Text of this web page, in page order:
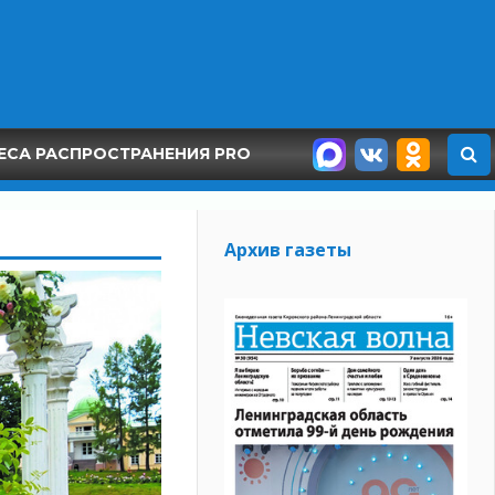
РАСПРОСТРАНЕНИЯ PRO
Архив газеты